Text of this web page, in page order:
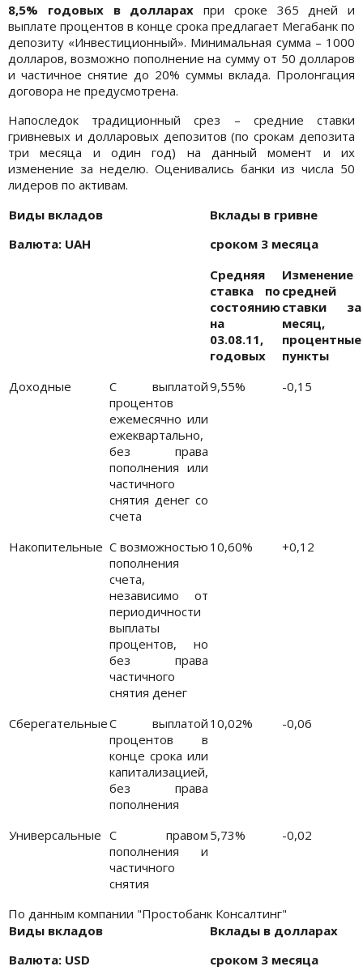
8,5% годовых в долларах при сроке 365 дней и
выплате процентов в конце срока предлагает Мегабанк по
депозиту «Инвестиционный». Минимальная сумма – 1000
долларов, возможно пополнение на сумму от 50 долларов
и частичное снятие до 20% суммы вклада. Пролонгация
договора не предусмотрена.
Напоследок традиционный срез – средние ставки
гривневых и долларовых депозитов (по срокам депозита
три месяца и один год) на данный момент и их
изменение за неделю. Оценивались банки из числа 50
лидеров по активам.
Виды вкладов
Валюта: UАН
Вклады в гривне
сроком 3 месяца
Средняя
ставка по
состоянию
на
03.08.11,
годовых
Изменение
средней
ставки за
месяц,
процентные
пункты
Доходные
С выплатой
процентов
ежемесячно или
ежеквартально,
без права
пополнения или
частичного
снятия денег со
счета
9,55% -0,15
Накопительные С возможностью
пополнения
счета,
независимо от
периодичности
выплаты
процентов, но
без права
частичного
снятия денег
10,60% +0,12
СберегательныеС выплатой
процентов в
конце срока или
капитализацией,
без права
пополнения
10,02% -0,06
Универсальные С правом
пополнения и
частичного
снятия
5,73% -0,02
По данным компании "Простобанк Консалтинг"
Виды вкладов
Валюта: USD
Вклады в долларах
сроком 3 месяца